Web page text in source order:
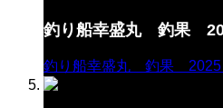
釣り船幸盛丸 釣果
釣り船幸盛丸 釣果 2025